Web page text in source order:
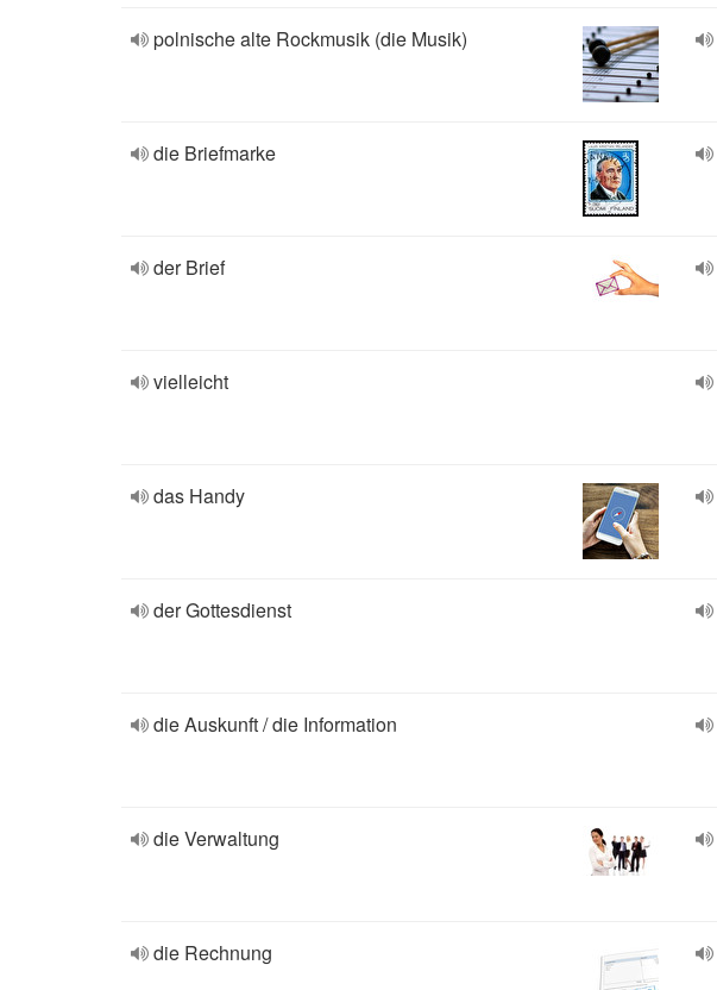
polnische alte Rockmusik (die Musik)
die Briefmarke
der Brief
vielleicht
das Handy
der Gottesdienst
die Auskunft / die Information
die Verwaltung
die Rechnung